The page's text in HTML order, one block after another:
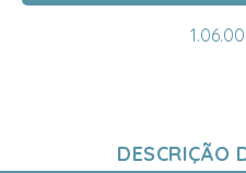
DESCRIÇÃO